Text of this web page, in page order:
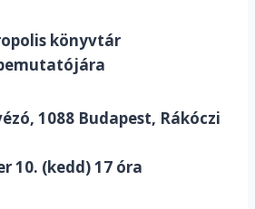
könyvtár
1088 Budapest, Rákóczi
10. (kedd) 17 óra